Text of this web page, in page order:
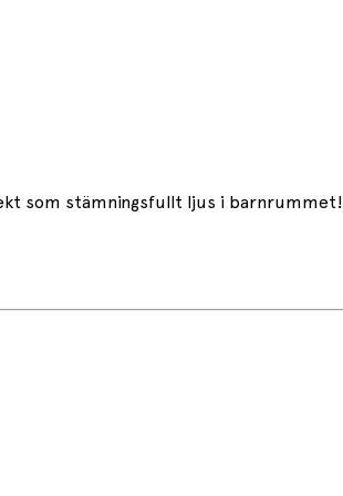
som stämningsfullt ljus i barnrummet!